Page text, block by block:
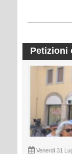
Petizioni
Venerdì 31